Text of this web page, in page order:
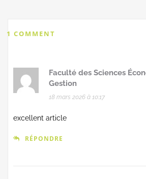
1 COMMENT
Faculté des Sciences
Gestion
18 mars 2026 à 10:17
excellent article
RÉPONDRE